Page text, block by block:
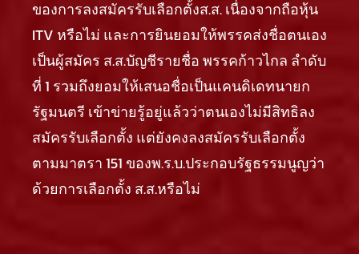
ของการลงสมัครรับเลือกตั้งส.ส. เนื่องจากถือหุ้น
ITV หรือไม่ และการยินยอมให้พรรคส่งชื่อตนเอง
เป็นผู้สมัคร ส.ส.บัญชีรายชื่อ พรรคก้าวไกล ลำดับ
ที่ 1 รวมถึงยอมให้เสนอชื่อเป็นแคนดิเดทนายก
รัฐมนตรี เข้าข่ายรู้อยู่แล้วว่าตนเองไม่มีสิทธิลง
สมัครรับเลือกตั้ง แต่ยังคงลงสมัครรับเลือกตั้ง
ตามมาตรา 151 ของพ.ร.บ.ประกอบรัฐธรรมนูญว่า
ด้วยการเลือกตั้ง ส.ส.หรือไม่